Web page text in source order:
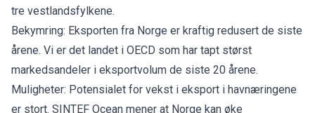
tre vestlandsfylkene.
Bekymring: Eksporten fra Norge er kraftig redusert de siste
årene. Vi er det landet i OECD som har tapt størst
markedsandeler i eksportvolum de siste 20 årene.
Muligheter: Potensialet for vekst i eksport i havnæringene
er stort. SINTEF Ocean mener at Norge kan øke